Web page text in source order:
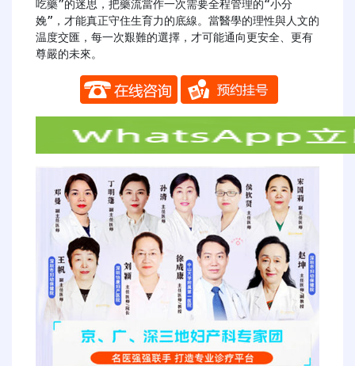
吃藥”的迷思，把藥流當作一次需要全程管理的“小分
娩”，才能真正守住生育力的底線。當醫學的理性與人文的
温度交匯，每一次艱難的選擇，才可能通向更安全、更有
尊嚴的未來。